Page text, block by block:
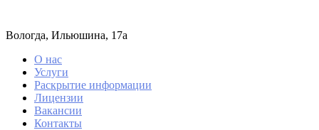
Вологда, Ильюшина, 17а
О нас
Услуги
Раскрытие информации
Лицензии
Вакансии
Контакты